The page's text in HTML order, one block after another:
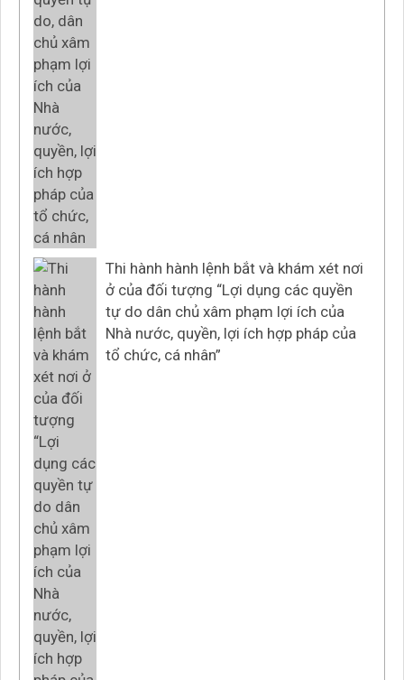
Thi hành hành lệnh bắt và khám xét nơi
ở của đối tượng “Lợi dụng các quyền
tự do dân chủ xâm phạm lợi ích của
Nhà nước, quyền, lợi ích hợp pháp của
tổ chức, cá nhân”